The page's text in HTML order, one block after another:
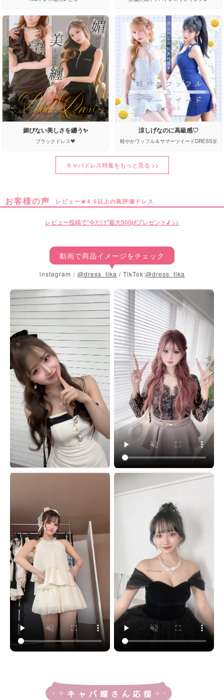
媚びない美しさを纏う✨
ブラックドレス🖤
涼しげなのに高級感♡
軽やかワッフル＆サマーツイードDRESS👗
キャバドレス特集をもっと見る >>
お客様の声 レビュー★4.5以上の高評価ドレス
レビュー投稿で”今だけ"最大500ptプレゼント♪ >>
動画で商品イメージをチェック
instagram： @dress_tika / TikTok:@dress_tika